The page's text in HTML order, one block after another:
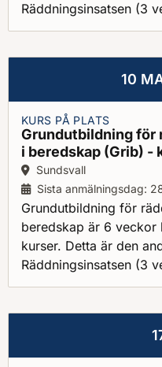
Räddningsinsatsen (3
10
KURS PÅ PLATS
Grundutbildning för
i beredskap (Grib) -
Ort:Sundsvall
Sista anmälningsdag:
Grundutbildning för
beredskap är 6 veckor
kurser. Detta är den
Räddningsinsatsen (3